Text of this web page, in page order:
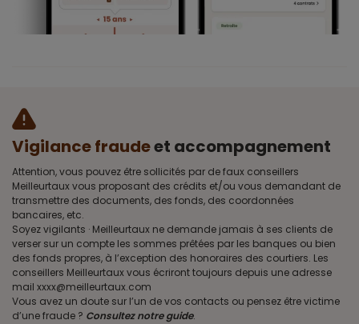
Vigilance fraudeet accompagnement
Attention, vous pouvez être sollicités par de faux conseillers
Meilleurtaux vous proposant des crédits et/ou vous demandant de
transmettre des documents, des fonds, des coordonnées
bancaires, etc.
Soyez vigilants · Meilleurtaux ne demande jamais à ses clients de
verser sur un compte les sommes prêtées par les banques ou bien
des fonds propres, à l’exception des honoraires des courtiers. Les
conseillers Meilleurtaux vous écriront toujours depuis une adresse
mail xxxx@meilleurtaux.com
Vous avez un doute sur l’un de vos contacts ou pensez être victime
d’une fraude ? Consultez notre guide.